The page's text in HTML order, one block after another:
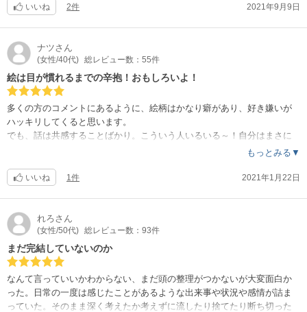
どこか懐かしくて思わず心臓がきゅーっとする
いいね 2件 2021年9月9日
ナツさん
(女性/40代) 総レビュー数：55件
絵は目が慣れるまでの辛抱！おもしろいよ！
多くの方のコメントにあるように、絵柄はかなり癖があり、好き嫌いが
ハッキリしてくると思います。
でも、話は共感することばかり。こういう人いるいる～！自分はまさに
選ぶのか、選ばないのか、この先が楽しみです。
もっとみる▼
いいね 1件 2021年1月22日
れろ さん
(女性/50代) 総レビュー数：93件
まだ完結していないのか
なんて言っていいかわからない、まだ頭の整理がつかないが大変面白か
った。日常の一度は感じたことがあるような出来事や状況や感情が詰ま
っていた。そのまま深く考えたか考えずに流したり捨てたり断ち切った